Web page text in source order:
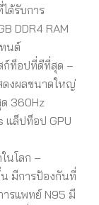
ด้รับการ
DDR4 RAM
นต์
ก์ท็อปที่ดีที่สุด –
ดงผลขนาดใหญ่
ด 360Hz
แล็ปท็อป GPU
นโลก –
มีการป้องกันที่
ารแพทย์ N95 มี